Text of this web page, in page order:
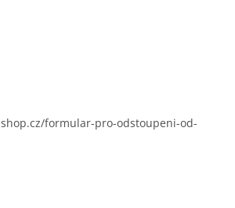
formular-pro-odstoupeni-od-